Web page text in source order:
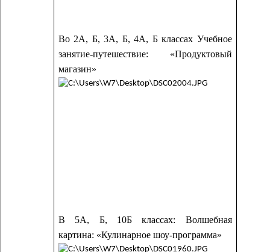
Во 2А, Б, 3А, Б, 4А, Б классах Учебное
занятие-путешествие: «Продуктовый
магазин»
В 5А, Б, 10Б классах: Волшебная
картина: «Кулинарное шоу-программа»